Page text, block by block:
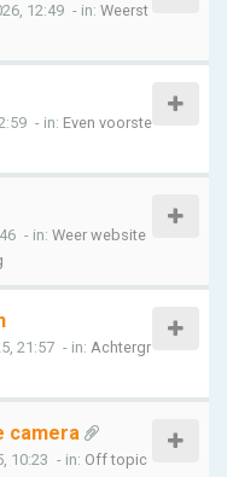
12:49 - in: Weerst
- in: Even voorste
- in: Weer website
21:57 - in: Achtergr
camera
10:23 - in: Off topic